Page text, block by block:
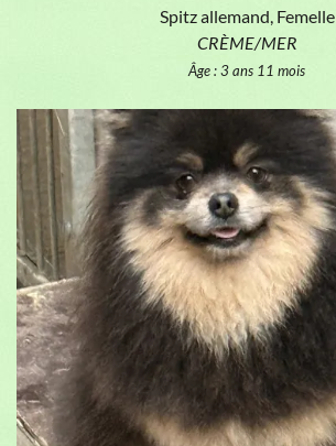
Spitz allemand, Femelle
CRÈME/MER
Âge : 3 ans 11 mois